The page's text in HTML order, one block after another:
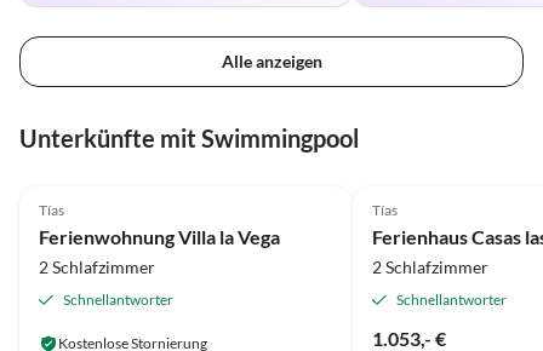
Alle anzeigen
Unterkünfte mit Swimmingpool
Tías
Ferienwohnung Villa la Vega
2 Schlafzimmer
Schnellantworter
Kostenlose Stornierung
Tías
Ferienhaus Casas
2 Schlafzimmer
Schnellantworter
1.053,- €